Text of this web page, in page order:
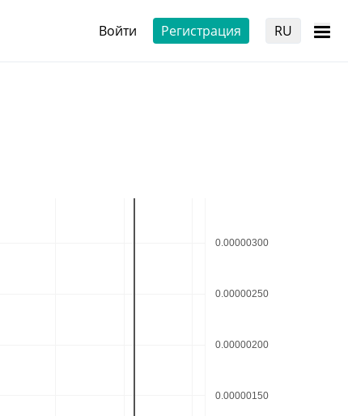
Войти Регистрация RU